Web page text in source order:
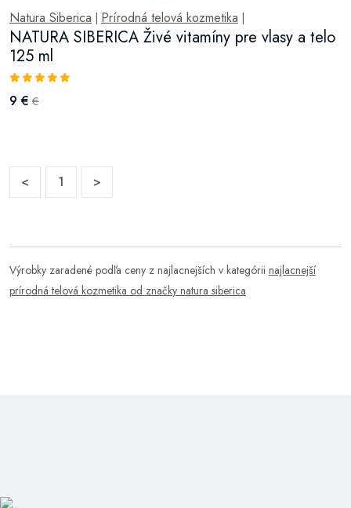
Natura Siberica Prírodná telová kozmetika
NATURA SIBERICA Živé vitamíny pre vlasy a telo
125 ml
9 € €
< 1 >
Výrobky zaradené podľa ceny z najlacnejších v kategórii najlacnejší
prírodná telová kozmetika od značky natura siberica